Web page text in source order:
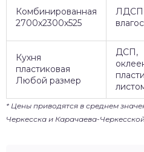
Комбинированная
2700х2300х525
ЛДСП
Кухня
пластиковая
Любой размер
ДСП,
* Цены приводятся в среднем
Черкесска и Карачаева-